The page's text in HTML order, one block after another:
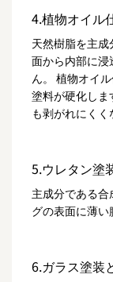
4.植物オイル
天然樹脂を主
面から内部に
ん。 植物オイ
塗料が硬化しま
も剥がれにくく
5.ウレタン塗
主成分である
グの表面に薄い
6.ガラス塗装